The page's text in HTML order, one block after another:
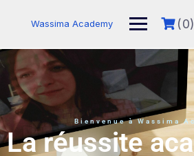
Wassima Academy (0)
Bienvenue à Wassima
La réussite